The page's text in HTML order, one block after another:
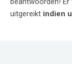
uitgereikt indien